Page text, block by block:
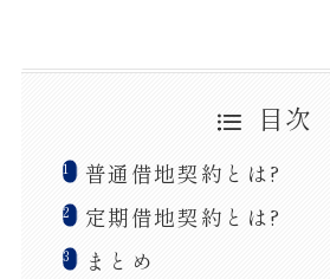
目次
普通借地契約とは?
定期借地契約とは?
まとめ